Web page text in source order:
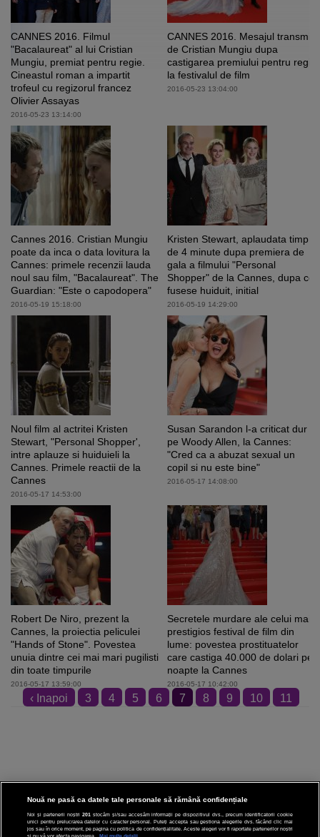
CANNES 2016. Filmul
"Bacalaureat" al lui Cristian
Mungiu, premiat pentru regie.
Cineastul roman a impartit
trofeul cu regizorul francez
Olivier Assayas
2016-05-23 13:14:00
CANNES 2016. Mesajul transmis
de Cristian Mungiu dupa
castigarea premiului pentru regie
la festivalul de film
2016-05-23 13:04:00
Cannes 2016. Cristian Mungiu
poate da inca o data lovitura la
Cannes: primele recenzii lauda
noul sau film, "Bacalaureat". The
Guardian: "Este o capodopera"
2016-05-19 15:18:00
Kristen Stewart, aplaudata timp
de 4 minute dupa premiera de
gala a filmului "Personal
Shopper" de la Cannes, dupa ce
fusese huiduit, initial
2016-05-19 14:29:00
Noul film al actritei Kristen
Stewart, "Personal Shopper',
intre aplauze si huiduieli la
Cannes. Primele reactii de la
Cannes
2016-05-17 14:53:00
Susan Sarandon l-a criticat dur
pe Woody Allen, la Cannes:
"Cred ca a abuzat sexual un
copil si nu este bine"
2016-05-17 14:08:00
Robert De Niro, prezent la
Cannes, la proiectia peliculei
"Hands of Stone". Povestea
unuia dintre cei mai mari pugilisti
din toate timpurile
2016-05-17 13:59:00
Secretele murdare ale celui mai
prestigios festival de film din
lume: povestea prostituatelor
care castiga 40.000 de dolari pe
noapte la Cannes
2016-05-17 10:42:00
‹ Inapoi 3 4 5 6 7 8 9 10
11
CINEMA
Nouă ne pasă ca datele tale personale să rămână confidențiale
Noi și partenerii noștri 201 stocăm și/sau accesăm informații pe dispozitivul dvs., precum identificatorii cookie
unici pentru prelucrarea datelor cu caracter personal. Puteți accepta sau gestiona alegerile dvs. făcând clic mai
jos sau în orice moment, pe pagina cu politica de confidențialitate. Aceste alegeri vor fi raportate partenerilor noștri
și nu vă vor afecta navigarea.
Mai multe detalii